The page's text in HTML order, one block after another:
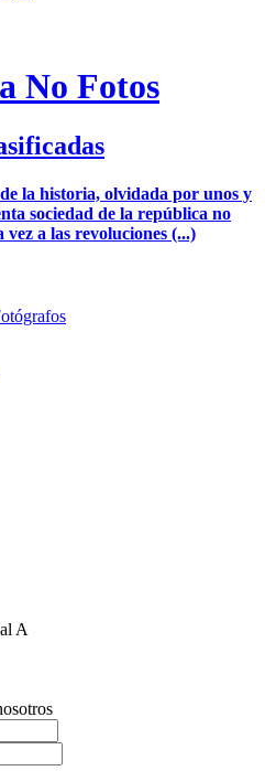
No Fotos
la historia, olvidada por unos y
sociedad de la república no
a las revoluciones (...)
A